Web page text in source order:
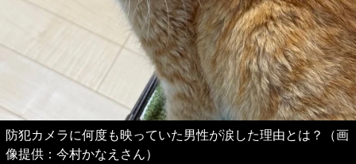
防犯カメラに何度も映っていた男性が涙した理由とは？（画
像提供：今村かなえさん）